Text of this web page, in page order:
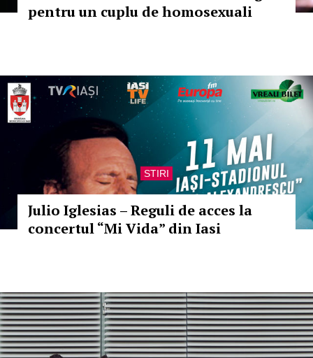
pentru un cuplu de homosexuali
STIRI
Julio Iglesias – Reguli de acces la
concertul “Mi Vida” din Iasi